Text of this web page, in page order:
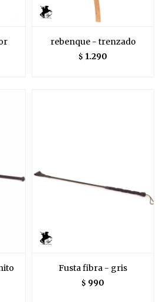
rebenque - trenzado
$ 1.290
Fusta fibra - gris
$ 990